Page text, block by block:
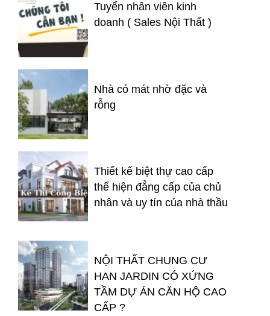
Tuyển nhân viên kinh
doanh ( Sales Nội Thất )
Nhà có mát nhờ đặc và
rỗng
Thiết kế biệt thự cao cấp
thể hiện đẳng cấp của chủ
nhân và uy tín của nhà thầu
NỘI THẤT CHUNG CƯ
HAN JARDIN CÓ XỨNG
TẦM DỰ ÁN CĂN HỘ CAO
CẤP ?